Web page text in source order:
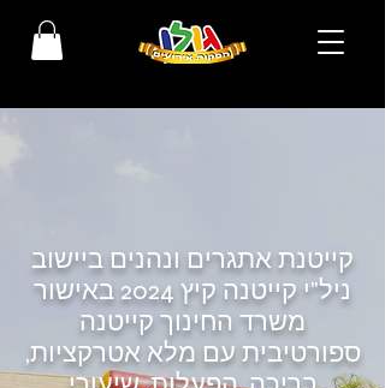
קייטנת אתגרים ונהנים ביישוב
ניל"י
קייטנה קיץ 2024 באישור
משרד החינוך קייטנה
ספורטיבית עם מלא אטרקציות,